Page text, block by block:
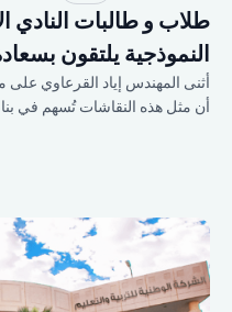
طلاب و طالبات النادي
النموذجية يلتقون
أثنى المهندس إياد القرعاوي
أن مثل هذه النقاشات تُسهم في